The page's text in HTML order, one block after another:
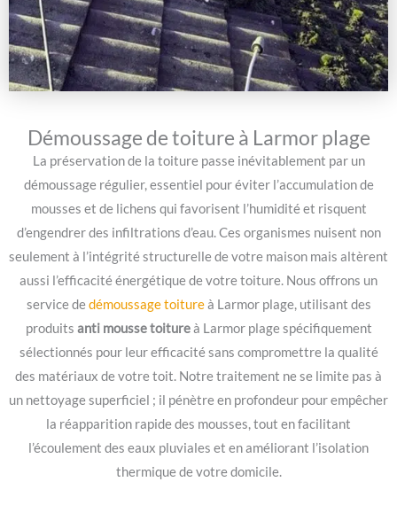
Démoussage de toiture à Larmor plage
La préservation de la toiture passe inévitablement par un
démoussage régulier, essentiel pour éviter l’accumulation de
mousses et de lichens qui favorisent l’humidité et risquent
d’engendrer des infiltrations d’eau. Ces organismes nuisent non
seulement à l’intégrité structurelle de votre maison mais altèrent
aussi l’efficacité énergétique de votre toiture. Nous offrons un
service dedémoussage toitureà Larmor plage, utilisant des
produits anti mousse toitureà Larmor plage spécifiquement
sélectionnés pour leur efficacité sans compromettre la qualité
des matériaux de votre toit. Notre traitement ne se limite pas à
un nettoyage superficiel ; il pénètre en profondeur pour empêcher
la réapparition rapide des mousses, tout en facilitant
l’écoulement des eaux pluviales et en améliorant l’isolation
thermique de votre domicile.